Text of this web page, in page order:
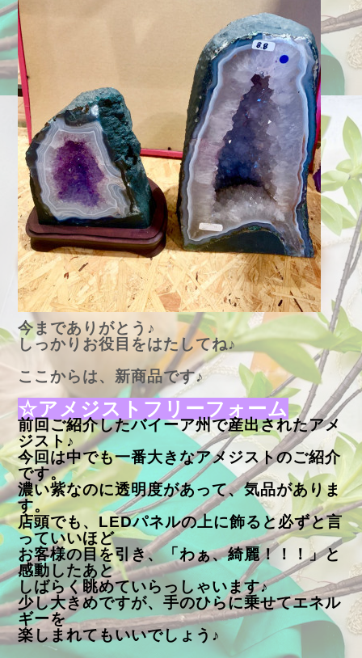
今までありがとう♪
しっかりお役目をはたしてね♪
ここからは、新商品です♪
☆アメジストフリーフォーム
前回ご紹介したバイーア州で産出されたアメ
ジスト♪
今回は中でも一番大きなアメジストのご紹介
です。
濃い紫なのに透明度があって、気品がありま
す。
店頭でも、LEDパネルの上に飾ると必ずと言
っていいほど
お客様の目を引き、「わぁ、綺麗！！！」と
感動したあと
しばらく眺めていらっしゃいます♪
少し大きめですが、手のひらに乗せてエネル
ギーを
楽しまれてもいいでしょう♪